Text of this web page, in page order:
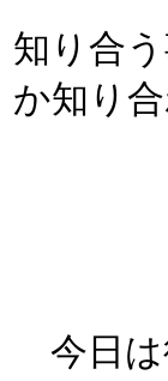
知り合
か知り
今日は